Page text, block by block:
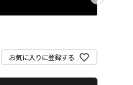
お気に入りに登録する